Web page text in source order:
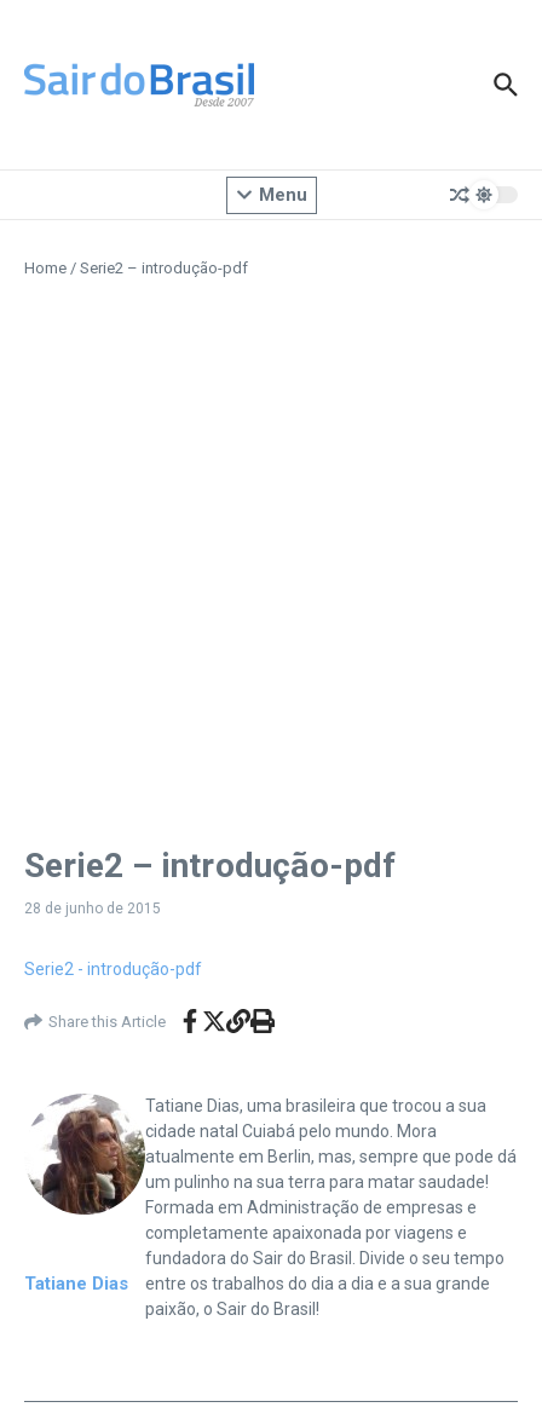
Menu
Home / Serie2 – introdução-pdf
Serie2 – introdução-pdf
28 de junho de 2015
Serie2 - introdução-pdf
Share this Article
Tatiane Dias
Tatiane Dias, uma brasileira que trocou a sua
cidade natal Cuiabá pelo mundo. Mora
atualmente em Berlin, mas, sempre que pode dá
um pulinho na sua terra para matar saudade!
Formada em Administração de empresas e
completamente apaixonada por viagens e
fundadora do Sair do Brasil. Divide o seu tempo
entre os trabalhos do dia a dia e a sua grande
paixão, o Sair do Brasil!